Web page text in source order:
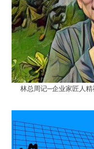
林总周记─企业家匠人